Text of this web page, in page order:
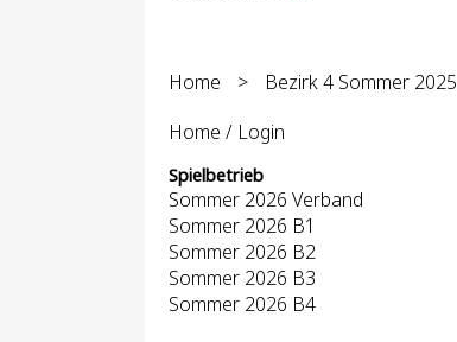
Home > Bezirk 4 Sommer 2025
Home / Login
Spielbetrieb
Sommer 2026 Verband
Sommer 2026 B1
Sommer 2026 B2
Sommer 2026 B3
Sommer 2026 B4